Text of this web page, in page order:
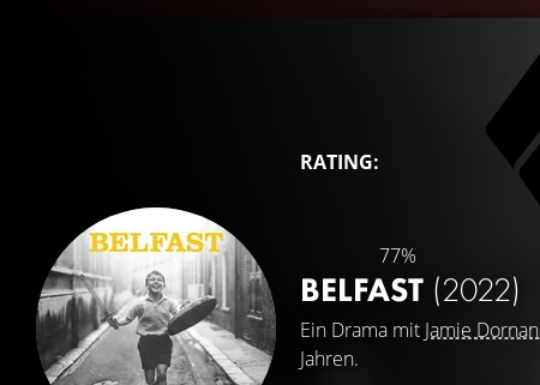
RATING:
77%
BELFAST (2022)
Ein Drama mit Jamie Dornan
Jahren.